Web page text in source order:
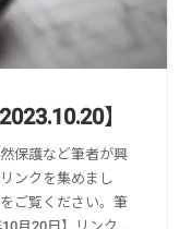
】
保護など筆者が興
ンクを集めまし
ご覧ください。筆